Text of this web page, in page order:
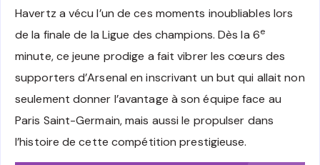
Havertz a vécu l’un de ces moments inoubliables lors
de la finale de la Ligue des champions. Dès la 6e
minute, ce jeune prodige a fait vibrer les cœurs des
supporters d’Arsenal en inscrivant un but qui allait non
seulement donner l’avantage à son équipe face au
Paris Saint-Germain, mais aussi le propulser dans
l’histoire de cette compétition prestigieuse.